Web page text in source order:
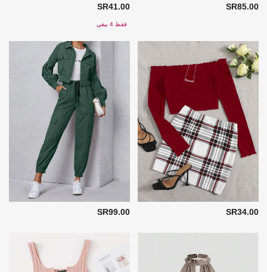
SR85.00
SR41.00
فقط 4 بيقي
SR34.00
SR99.00